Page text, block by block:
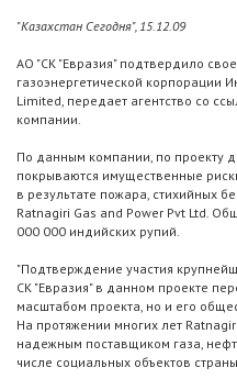
"Казахстан Сегодня", 15.12.09
АО "СК "Евразия" подтвердило
газоэнергетической корпорации
Limited, передает агентство со
компании.
По данным компании, по проекту
покрываются имущественные
в результате пожара, стихийных
Ratnagiri Gas and Power Pvt Ltd.
000 000 индийских рупий.
"Подтверждение участия
СК "Евразия" в данном проекте
масштабом проекта, но и его
На протяжении многих лет
надежным поставщиком газа,
числе социальных объектов